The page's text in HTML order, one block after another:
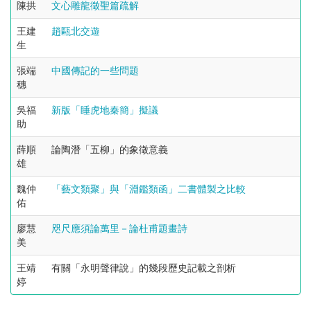
陳拱 文心雕龍徵聖篇疏解
王建
生
趙甌北交遊
張端
穗
中國傳記的一些問題
吳福
助
新版「睡虎地秦簡」擬議
薛順
雄
論陶潛「五柳」的象徵意義
魏仲
佑
「藝文類聚」與「淵鑑類函」二書體製之比較
廖慧
美
咫尺應須論萬里－論杜甫題畫詩
王靖
婷
有關「永明聲律說」的幾段歷史記載之剖析